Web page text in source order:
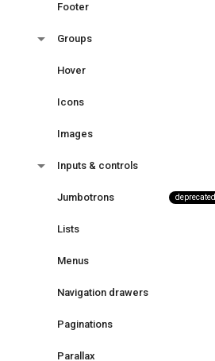
Footer
arrow_drop_down Groups
Hover
Icons
Images
arrow_drop_down Inputs & controls
Jumbotrons deprecated
Lists
Menus
Navigation drawers
Paginations
Parallax